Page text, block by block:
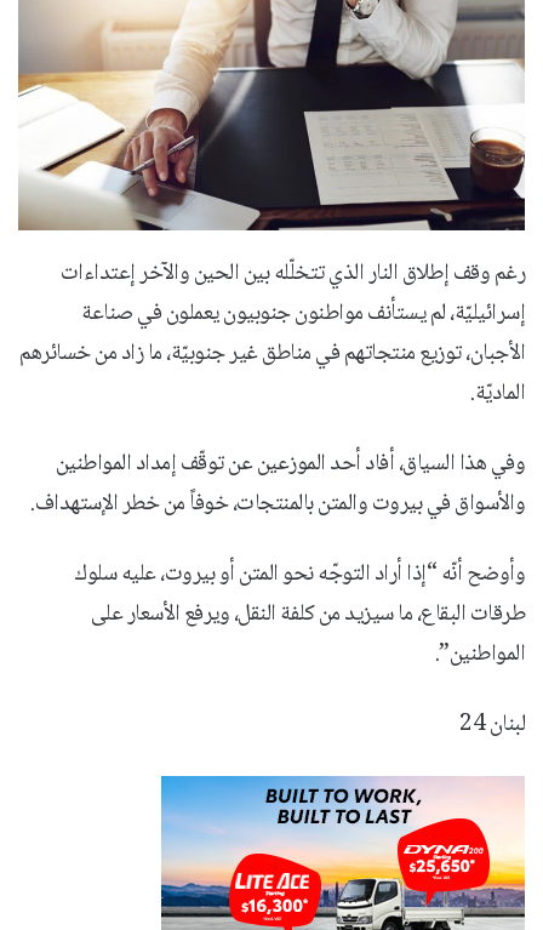
رغم وقف إطلاق النار الذي تتخلّله بين الحين والآخر إعتداءات
إسرائيليّة، لم يستأنف مواطنون جنوبيون يعملون في صناعة
الأجبان، توزيع منتجاتهم في مناطق غير جنوبيّة، ما زاد من خسائرهم
الماديّة.
وفي هذا السياق، أفاد أحد الموزعين عن توقّف إمداد المواطنين
والأسواق في بيروت والمتن بالمنتجات، خوفاً من خطر الإستهداف.
وأوضح أنّه “إذا أراد التوجّه نحو المتن أو بيروت، عليه سلوك
طرقات البقاع، ما سيزيد من كلفة النقل، ويرفع الأسعار على
المواطنين”.
لبنان 24